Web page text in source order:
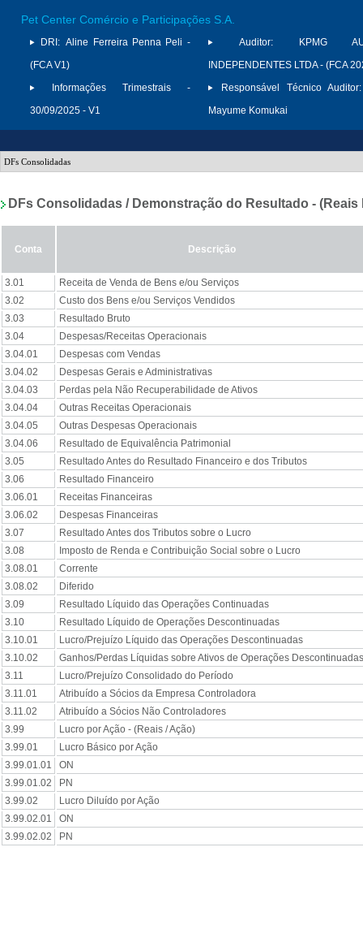
Pet Center Comércio e Participações S.A.
DRI: Aline Ferreira Penna Peli -
(FCA V1)
Informações Trimestrais -
30/09/2025 - V1
Auditor:
KPMG
INDEPENDENTES LTDA - (FCA
Responsável Técnico Auditor:
Mayume Komukai